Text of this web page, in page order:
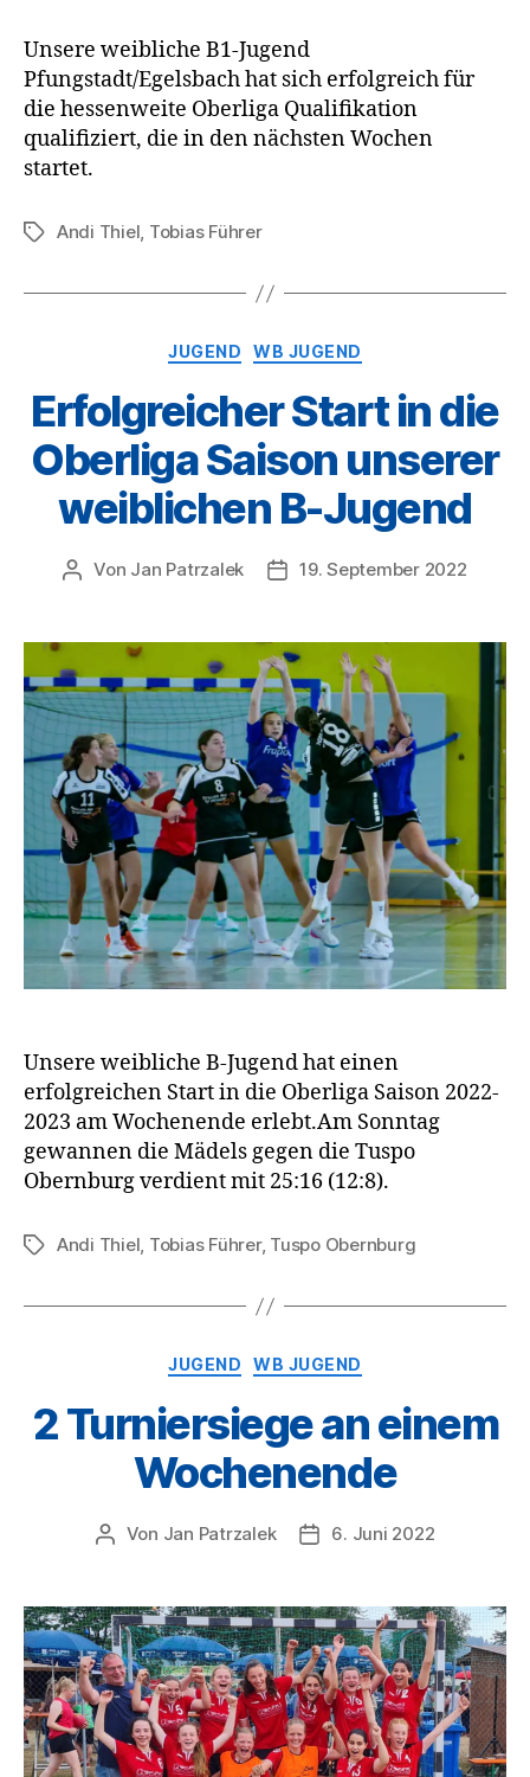
Unsere weibliche B1-Jugend
Pfungstadt/Egelsbach hat sich erfolgreich für
die hessenweite Oberliga Qualifikation
qualifiziert, die in den nächsten Wochen
startet.
Schlagwörter
Andi Thiel, Tobias Führer
Kategorien
JUGEND WB JUGEND
Erfolgreicher Start in die
Oberliga Saison unserer
weiblichen B-Jugend
Beitragsautor
Von Jan Patrzalek Veröffentlichungsdatum
19. September 2022
Unsere weibliche B-Jugend hat einen
erfolgreichen Start in die Oberliga Saison 2022-
2023 am Wochenende erlebt.Am Sonntag
gewannen die Mädels gegen die Tuspo
Obernburg verdient mit 25:16 (12:8).
Schlagwörter
Andi Thiel, Tobias Führer, Tuspo Obernburg
Kategorien
JUGEND WB JUGEND
2 Turniersiege an einem
Wochenende
Beitragsautor
Von Jan Patrzalek Veröffentlichungsdatum
6. Juni 2022